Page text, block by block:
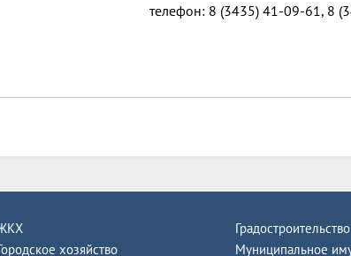
телефон: 8 (3435) 41-09-61, 8
хозяйство
Градостроительство
Муниципальное